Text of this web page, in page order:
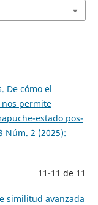
De cómo el
permite
estado pos-
Núm. 2 (2025):
11-11 de 11
similitud avanzada